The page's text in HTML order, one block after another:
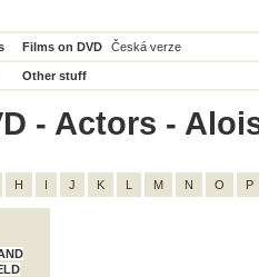
Films on DVD Česká verze
Other stuff
- Actors -
H I J K L M N O P